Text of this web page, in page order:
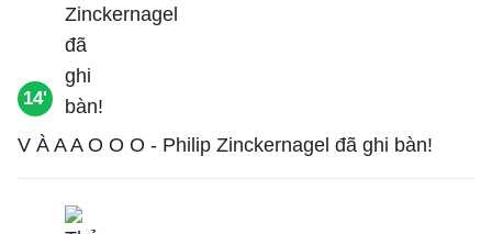
14'
V À A A O O O - Philip Zinckernagel đã ghi bàn!